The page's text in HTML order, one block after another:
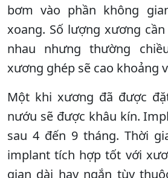
bơm vào phần không
xoang. Số lượng xương
nhau nhưng thường
xương ghép sẽ cao khoảng
Một khi xương đã được
nướu sẽ được khâu kín.
sau 4 đến 9 tháng. Thời
implant tích hợp tốt với
gian dài hay ngắn tùy